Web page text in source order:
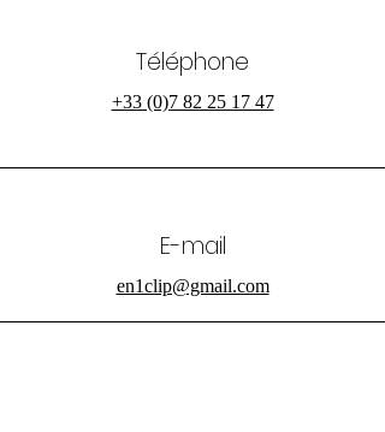
Téléphone
+33 (0)7 82 25 17 47
E-mail
en1clip@gmail.com